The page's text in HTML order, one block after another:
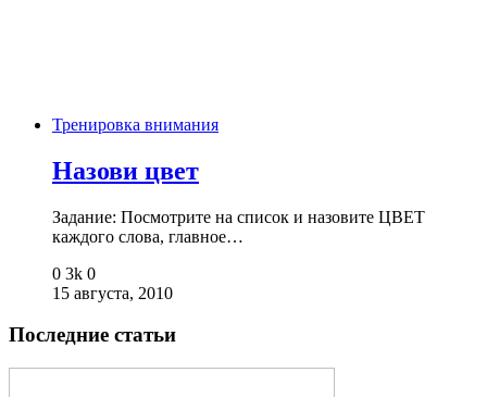
Тренировка внимания
Назови цвет
Задание: Посмотрите на список и назовите ЦВЕТ
каждого слова, главное…
0 3k 0
15 августа, 2010
Последние статьи